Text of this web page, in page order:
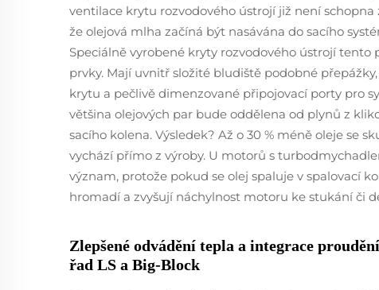
ventilace krytu rozvodového ústrojí již není
že olejová mlha začíná být nasávána do sacího
Speciálně vyrobené kryty rozvodového ústrojí
prvky. Mají uvnitř složité bludiště podobné
krytu a pečlivě dimenzované připojovací porty pro
většina olejových par bude oddělena od plynů z
sacího kolena. Výsledek? Až o 30 % méně oleje se
vychází přímo z výroby. U motorů s
význam, protože pokud se olej spaluje v spalovací
hromadí a zvyšují náchylnost motoru ke stukání či
Zlepšené odvádění tepla a integrace
řad LS a Big-Block